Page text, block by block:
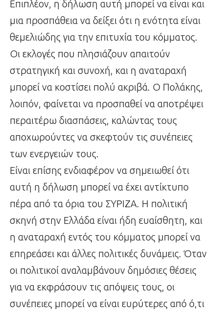
Επιπλέον, η δήλωση αυτή μπορεί να είναι και
μια προσπάθεια να δείξει ότι η ενότητα είναι
θεμελιώδης για την επιτυχία του κόμματος.
Οι εκλογές που πλησιάζουν απαιτούν
στρατηγική και συνοχή, και η αναταραχή
μπορεί να κοστίσει πολύ ακριβά. Ο Πολάκης,
λοιπόν, φαίνεται να προσπαθεί να αποτρέψει
περαιτέρω διασπάσεις, καλώντας τους
αποχωρούντες να σκεφτούν τις συνέπειες
των ενεργειών τους.
Είναι επίσης ενδιαφέρον να σημειωθεί ότι
αυτή η δήλωση μπορεί να έχει αντίκτυπο
πέρα από τα όρια του ΣΥΡΙΖΑ. Η πολιτική
σκηνή στην Ελλάδα είναι ήδη ευαίσθητη, και
η αναταραχή εντός του κόμματος μπορεί να
επηρεάσει και άλλες πολιτικές δυνάμεις. Όταν
οι πολιτικοί αναλαμβάνουν δημόσιες θέσεις
για να εκφράσουν τις απόψεις τους, οι
συνέπειες μπορεί να είναι ευρύτερες από ό,τι